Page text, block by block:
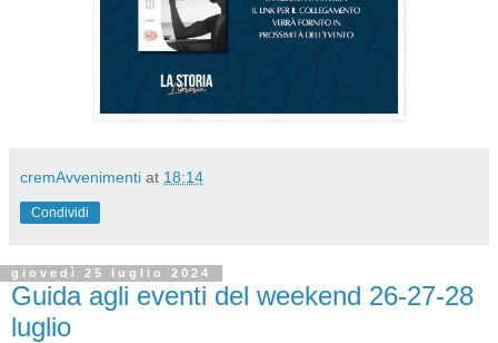
cremAvvenimenti at 18:14
Condividi
giovedì 25 luglio 2024
Guida agli eventi del weekend 26-27-28
luglio